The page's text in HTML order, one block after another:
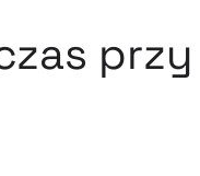
przy